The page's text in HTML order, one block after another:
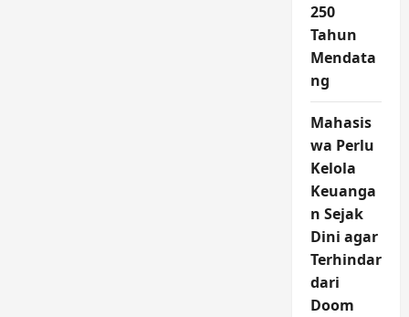
250
Tahun
Mendata
ng
Mahasis
wa Perlu
Kelola
Keuanga
n Sejak
Dini agar
Terhindar
dari
Doom